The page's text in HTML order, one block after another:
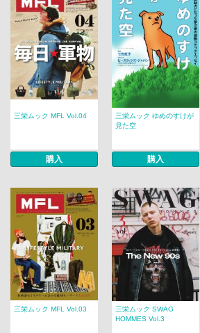
三栄ムック MFL Vol.04
購入
三栄ムック ゆめのすけが
見た空
購入
三栄ムック MFL Vol.03
三栄ムック SWAG
HOMMES Vol.3